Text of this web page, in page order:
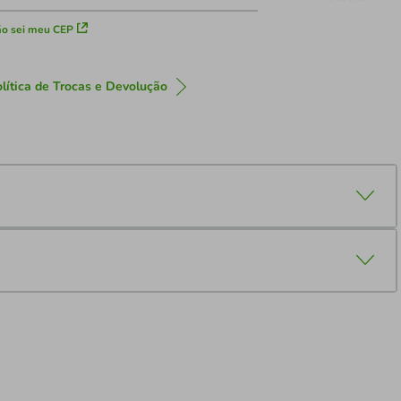
sei meu CEP
de Trocas e Devolução